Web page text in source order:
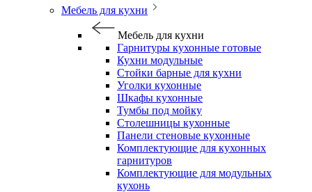
Мебель для кухни
Мебель для кухни
Гарнитуры кухонные готовые
Кухни модульные
Стойки барные для кухни
Уголки кухонные
Шкафы кухонные
Тумбы под мойку
Столешницы кухонные
Панели стеновые кухонные
Комплектующие для кухонных
гарнитуров
Комплектующие для модульных
кухонь